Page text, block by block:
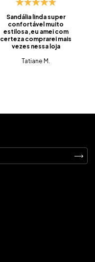
Sandália linda super
confortável muito
estilosa ,eu amei com
certeza comprarei mais
vezes nessa loja
Tatiane M.